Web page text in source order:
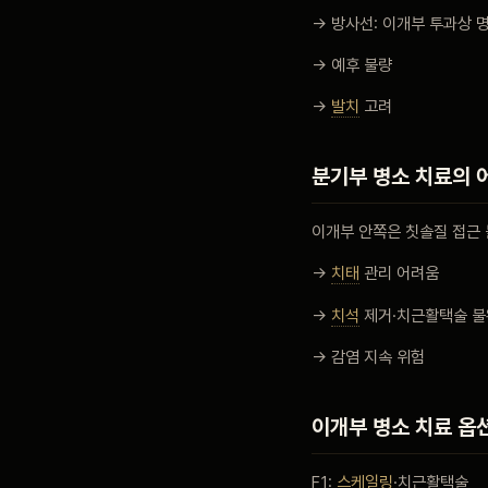
→ 방사선: 이개부 투과상
→ 예후 불량
→ 발치 고려
분기부 병소 치료의
이개부 안쪽은 칫솔질 접근
→ 치태 관리 어려움
→ 치석 제거·치근활택술
→ 감염 지속 위험
이개부 병소 치료 옵
F1: 스케일링·치근활택술